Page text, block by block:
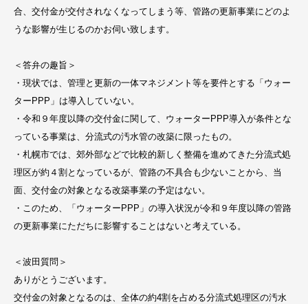
合、交付金が交付されなくなってしまう等、管路の更新事業にどのよ
うな影響が生じるのかお伺い致します。
＜答弁の趣旨＞
・現状では、管理と更新の一体マネジメント等を要件とする「ウォー
ターPPP」は導入していない。
・令和９年度以降の交付金に関して、ウォーターPPP導入が条件とな
っている事業は、分流式の汚水管の改築に限ったもの。
・札幌市では、郊外部などで比較的新しく整備を進めてきた分流式処
理区が約４割となっているが、管路の不具合も少ないことから、当
面、交付金の対象となる改築事業の予定はない。
・このため、「ウォーターPPP」の導入状況が令和９年度以降の管路
の更新事業にただちに影響することはないと考えている。
＜波田質問＞
ありがとうございます。
交付金の対象となるのは、全体の約4割を占める分流式処理区の汚水